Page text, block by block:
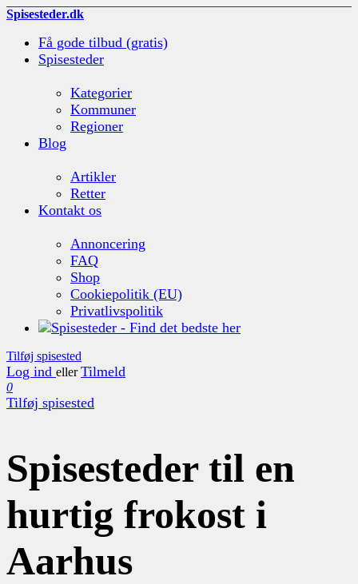
Spisesteder.dk
Få gode tilbud (gratis)
Spisesteder
Kategorier
Kommuner
Regioner
Blog
Artikler
Retter
Kontakt os
Annoncering
FAQ
Shop
Cookiepolitik (EU)
Privatlivspolitik
Tilføj spisested
Log ind eller Tilmeld
0
Tilføj spisested
Spisesteder til en
hurtig frokost i
Aarhus